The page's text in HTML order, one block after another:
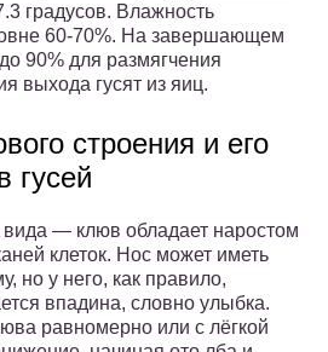
градусов. Влажность
60-70%. На завершающем
90% для размягчения
выхода гусят из яиц.
строения и его
гусей
вида — клюв обладает наростом
клеток. Нос может иметь
но у него, как правило,
впадина, словно улыбка.
равномерно или с лёгкой